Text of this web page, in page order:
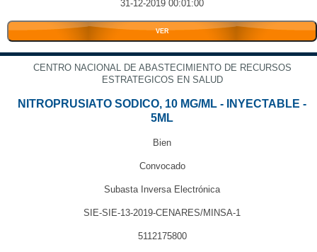
31-12-2019 00:01:00
VER
CENTRO NACIONAL DE ABASTECIMIENTO DE RECURSOS
ESTRATEGICOS EN SALUD
NITROPRUSIATO SODICO, 10 MG/ML - INYECTABLE -
5ML
Bien
Convocado
Subasta Inversa Electrónica
SIE-SIE-13-2019-CENARES/MINSA-1
5112175800